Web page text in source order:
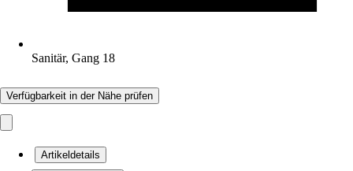
Sanitär, Gang 18
Verfügbarkeit in der Nähe prüfen
Artikeldetails